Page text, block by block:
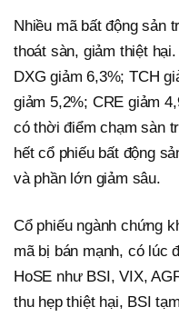
Nhiều mã bất động sản
thoát sàn, giảm thiệt
DXG giảm 6,3%; TCH
giảm 5,2%; CRE giảm
có thời điểm chạm sàn
hết cổ phiếu bất động
và phần lớn giảm sâu.
Cổ phiếu ngành chứng
mã bị bán mạnh, có lúc
HoSE như BSI, VIX,
thu hẹp thiệt hại, BSI